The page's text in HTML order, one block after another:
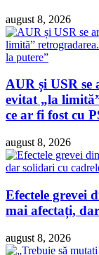
august 8, 2026
AUR și USR se
evitat „la
ce ar fi fost cu
august 8, 2026
Efectele grevei
mai afectați,
august 8, 2026